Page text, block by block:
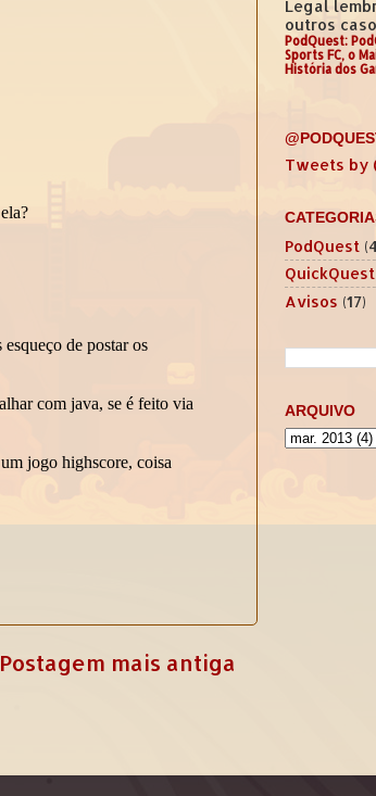
Postagem mais antiga
Legal
outros
PodQuest:
Sports FC, o
História dos
Tweets by
PodQuest
QuickQuest
Avisos (17)
ARQUIVO